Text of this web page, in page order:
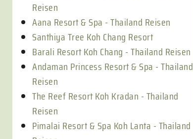
Reisen
Aana Resort & Spa - Thailand Reisen
Santhiya Tree Koh Chang Resort
Barali Resort Koh Chang - Thailand Reisen
Andaman Princess Resort & Spa - Thailand
Reisen
The Reef Resort Koh Kradan - Thailand
Reisen
Pimalai Resort & Spa Koh Lanta - Thailand